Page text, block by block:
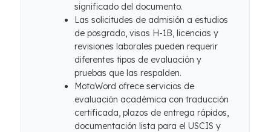
significado del documento.
Las solicitudes de admisión a estudios
de posgrado, visas H-1B, licencias y
revisiones laborales pueden requerir
diferentes tipos de evaluación y
pruebas que las respalden.
MotaWord ofrece servicios de
evaluación académica con traducción
certificada, plazos de entrega rápidos,
documentación lista para el USCIS y